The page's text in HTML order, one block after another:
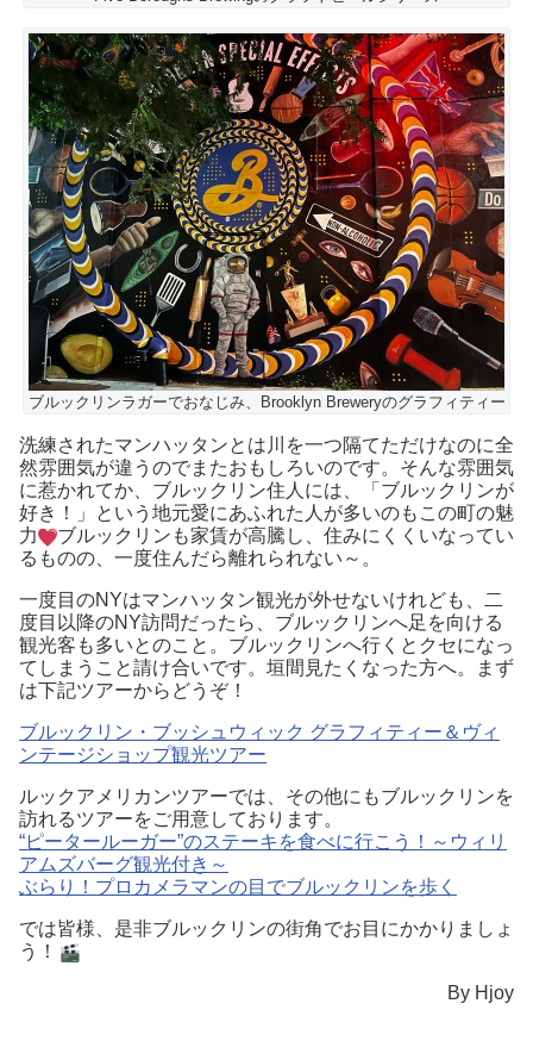
ブルックリンラガーでおなじみ、Brooklyn Breweryのグラフィティー
洗練されたマンハッタンとは川を一つ隔てただけなのに全
然雰囲気が違うのでまたおもしろいのです。そんな雰囲気
に惹かれてか、ブルックリン住人には、「ブルックリンが
好き！」という地元愛にあふれた人が多いのもこの町の魅
力
ブルックリンも家賃が高騰し、住みにくくいなってい
るものの、一度住んだら離れられない～。
一度目のNYはマンハッタン観光が外せないけれども、二
度目以降のNY訪問だったら、ブルックリンへ足を向ける
観光客も多いとのこと。ブルックリンへ行くとクセになっ
てしまうこと請け合いです。垣間見たくなった方へ。まず
は下記ツアーからどうぞ！
ブルックリン・ブッシュウィック グラフィティー＆ヴィ
ンテージショップ観光ツアー
ルックアメリカンツアーでは、その他にもブルックリンを
訪れるツアーをご用意しております。
“ピータールーガー”のステーキを食べに行こう！～ウィリ
アムズバーグ観光付き～
ぶらり！プロカメラマンの目でブルックリンを歩く
では皆様、是非ブルックリンの街角でお目にかかりましょ
う！
By Hjoy